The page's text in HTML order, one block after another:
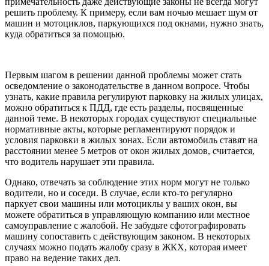
решить проблему. К примеру, если вам ночью мешает шум от
машин и мотоциклов, паркующихся под окнами, нужно знать,
куда обратиться за помощью.
Первым шагом в решении данной проблемы может стать
осведомление о законодательстве в данном вопросе. Чтобы
узнать, какие правила регулируют парковку на жилых улицах,
можно обратиться к ПДД, где есть разделы, посвященные
данной теме. В некоторых городах существуют специальные
нормативные акты, которые регламентируют порядок и
условия парковки в жилых зонах. Если автомобиль ставят на
расстоянии менее 5 метров от окон жилых домов, считается,
что водитель нарушает эти правила.
Однако, отвечать за соблюдение этих норм могут не только
водители, но и соседи. В случае, если кто-то регулярно
паркует свои машины или мотоциклы у ваших окон, вы
можете обратиться в управляющую компанию или местное
самоуправление с жалобой. Не забудьте сфотографировать
машину сопоставить с действующим законом. В некоторых
случаях можно подать жалобу сразу в ЖКХ, которая имеет
право на ведение таких дел.